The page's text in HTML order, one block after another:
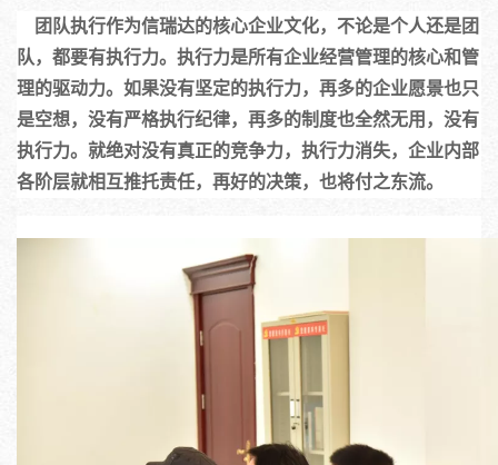
团队执行作为信瑞达的核心企业文化，不论是个人还是团
队，都要有执行力。执行力是所有企业经营管理的核心和管
理的驱动力。如果没有坚定的执行力，再多的企业愿景也只
是空想，没有严格执行纪律，再多的制度也全然无用，没有
执行力。就绝对没有真正的竞争力，执行力消失，企业内部
各阶层就相互推托责任，再好的决策，也将付之东流。